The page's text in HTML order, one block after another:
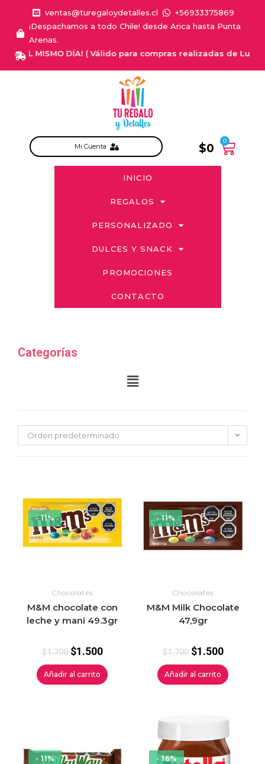
ventas@turegaloydetalles.cl
+56933375869
¡Despachamos a todo Chile! desde Arica hasta Punta
Arenas.
EL MISMO DÍA! ( Válido para compras realizadas de
Mi Cuenta $0
0
INICIO
REGALOS
PERSONALIZADO
DULCES Y SNACK
PROMOCIONES
CONTACTO
Categorías
Orden predeterminado
- 11%
Chocolates
M&M chocolate con
leche y mani 49.3gr
$1.700 $1.500
Añadir al carrito
- 11%
Chocolates
M&M Milk Chocolate
47,9gr
$1.700 $1.500
Añadir al carrito
- 11% - 16%